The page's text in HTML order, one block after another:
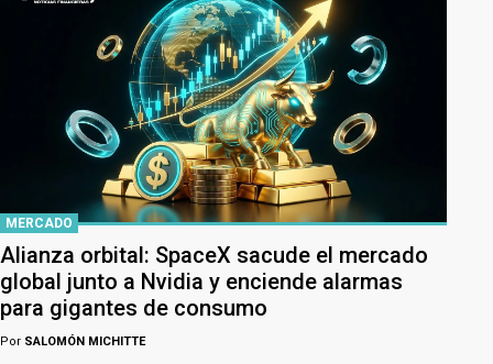
MERCADO
Alianza orbital: SpaceX sacude el mercado
global junto a Nvidia y enciende alarmas
para gigantes de consumo
Por SALOMÓN MICHITTE